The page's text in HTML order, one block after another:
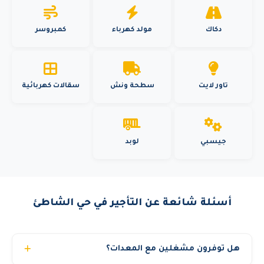
دكاك مولد كهرباء كمبروسر
تاور لايت سطحة ونش سقالات كهربائية
جيسبي لوبد
أسئلة شائعة عن التأجير في حي الشاطئ
هل توفرون مشغلين مع المعدات؟